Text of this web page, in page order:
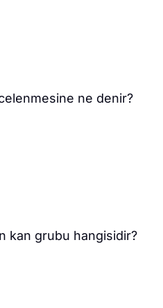
ne denir?
kan grubu hangisidir?